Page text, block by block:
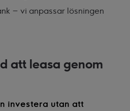
– vi anpassar lösningen
att leasa genom
investera utan att